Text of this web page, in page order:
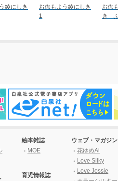
綾にしき
お伽もよう綾にしき
1
お伽
き
絵本雑誌
MOE
育児情報誌
ウェブ・マガジン
花ゆめAi
Love Silky
Love Jossie